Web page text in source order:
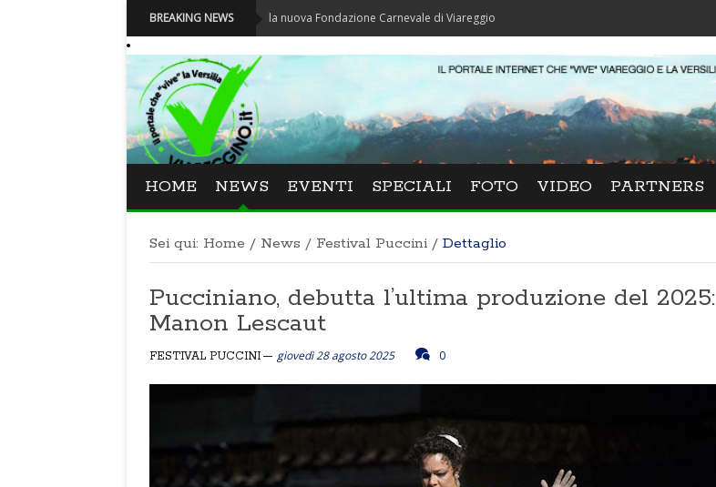
BREAKING NEWS
Carnevale - Nominata la nuova Fondazione Carnevale di Viareggio
HOME NEWS EVENTI SPECIALI FOTO VIDEO PARTNERS
Sei qui: Home / News / Festival Puccini / Dettaglio
Pucciniano, debutta l’ultima produzione del 2025:
Manon Lescaut
FESTIVAL PUCCINI giovedì 28 agosto 2025 0